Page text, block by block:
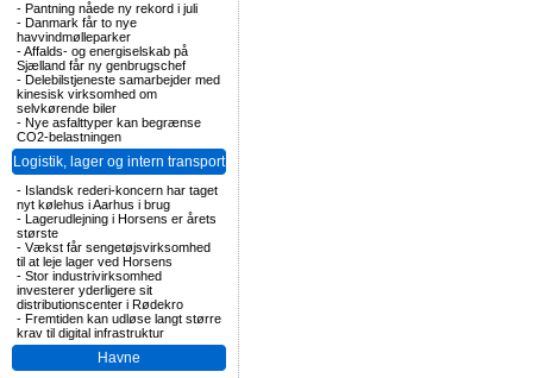
- Pantning nåede ny rekord i juli
- Danmark får to nye
havvindmølleparker
-Affalds- og energiselskab på
Sjælland får ny genbrugschef
- Delebilstjeneste samarbejder med
kinesisk virksomhed om
selvkørende biler
- Nye asfalttyper kan begrænse
CO2-belastningen
Logistik, lager og intern transport
- Islandsk rederi-koncern har taget
nyt kølehus i Aarhus i brug
- Lagerudlejning i Horsens er årets
største
- Vækst får sengetøjsvirksomhed
til at leje lager ved Horsens
- Stor industrivirksomhed
investerer yderligere sit
distributionscenter i Rødekro
- Fremtiden kan udløse langt større
krav til digital infrastruktur
Havne